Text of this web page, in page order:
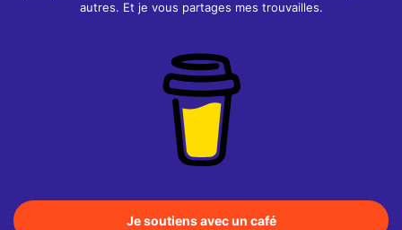
autres. Et je vous partages mes trouvailles.
Je soutiens avec un café